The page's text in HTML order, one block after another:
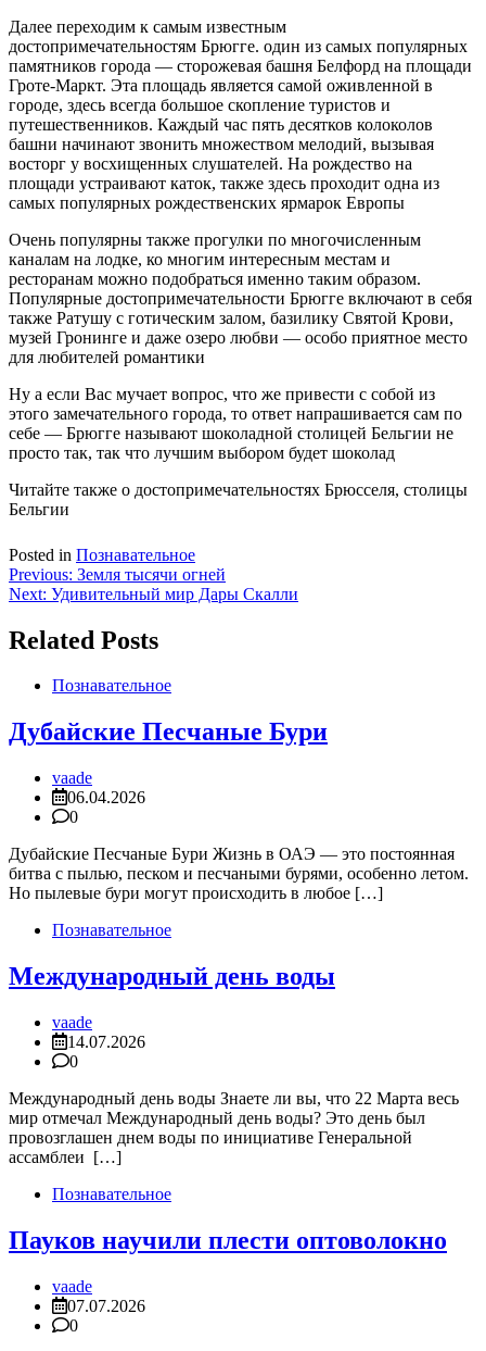
Далее переходим к самым известным
достопримечательностям Брюгге. один из самых популярных
памятников города — сторожевая башня Белфорд на площади
Гроте-Маркт. Эта площадь является самой оживленной в
городе, здесь всегда большое скопление туристов и
путешественников. Каждый час пять десятков колоколов
башни начинают звонить множеством мелодий, вызывая
восторг у восхищенных слушателей. На рождество на
площади устраивают каток, также здесь проходит одна из
самых популярных рождественских ярмарок Европы
Очень популярны также прогулки по многочисленным
каналам на лодке, ко многим интересным местам и
ресторанам можно подобраться именно таким образом.
Популярные достопримечательности Брюгге включают в себя
также Ратушу с готическим залом, базилику Святой Крови,
музей Гронинге и даже озеро любви — особо приятное место
для любителей романтики
Ну а если Вас мучает вопрос, что же привести с собой из
этого замечательного города, то ответ напрашивается сам по
себе — Брюгге называют шоколадной столицей Бельгии не
просто так, так что лучшим выбором будет шоколад
Читайте также о достопримечательностях Брюсселя, столицы
Бельгии
Posted in Познавательное
Навигация
по
записям
Previous: Земля тысячи огней
Next: Удивительный мир Дары Скалли
Related Posts
Познавательное
Дубайские Песчаные Бури
vaade
06.04.2026
0
Дубайские Песчаные Бури Жизнь в ОАЭ — это постоянная
битва с пылью, песком и песчаными бурями, особенно летом.
Но пылевые бури могут происходить в любое […]
Познавательное
Международный день воды
vaade
14.07.2026
0
Международный день воды Знаете ли вы, что 22 Марта весь
мир отмечал Международный день воды? Это день был
провозглашен днем воды по инициативе Генеральной
ассамблеи […]
Познавательное
Пауков научили плести оптоволокно
vaade
07.07.2026
0